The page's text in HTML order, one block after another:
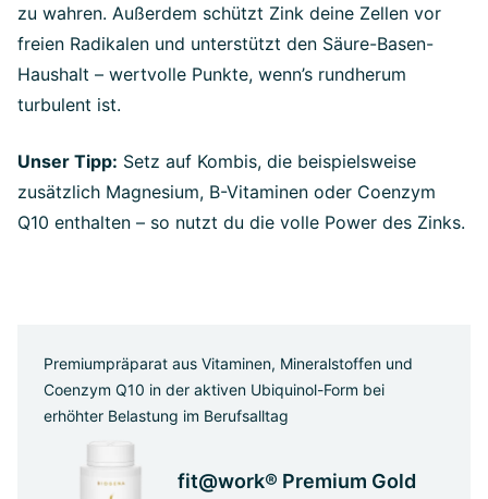
zu wahren. Außerdem schützt Zink deine Zellen vor
freien Radikalen und unterstützt den Säure-Basen-
Haushalt – wertvolle Punkte, wenn’s rundherum
turbulent ist.
Unser Tipp: Setz auf Kombis, die beispielsweise
zusätzlich Magnesium, B-Vitaminen oder Coenzym
Q10 enthalten – so nutzt du die volle Power des Zinks.
Premiumpräparat aus Vitaminen, Mineralstoffen und
Coenzym Q10 in der aktiven Ubiquinol-Form bei
erhöhter Belastung im Berufsalltag
fit@work® Premium Gold